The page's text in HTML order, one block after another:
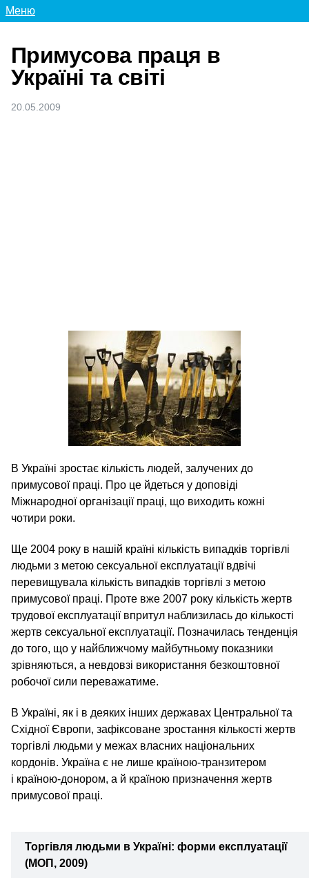
Меню
Примусова праця в
Україні та світі
20.05.2009
В Україні зростає кількість людей, залучених до
примусової праці. Про це йдеться у доповіді
Міжнародної організації праці, що виходить кожні
чотири роки.
Ще 2004 року в нашій країні кількість випадків торгівлі
людьми з метою сексуальної експлуатації вдвічі
перевищувала кількість випадків торгівлі з метою
примусової праці. Проте вже 2007 року кількість жертв
трудової експлуатації впритул наблизилась до кількості
жертв сексуальної експлуатації. Позначилась тенденція
до того, що у найближчому майбутньому показники
зрівняються, а невдовзі використання безкоштовної
робочої сили переважатиме.
В Україні, як і в деяких інших державах Центральної та
Східної Європи, зафіксоване зростання кількості жертв
торгівлі людьми у межах власних національних
кордонів. Україна є не лише країною-транзитером
і країною-донором, а й країною призначення жертв
примусової праці.
Торгівля людьми в Україні: форми експлуатації
(МОП, 2009)